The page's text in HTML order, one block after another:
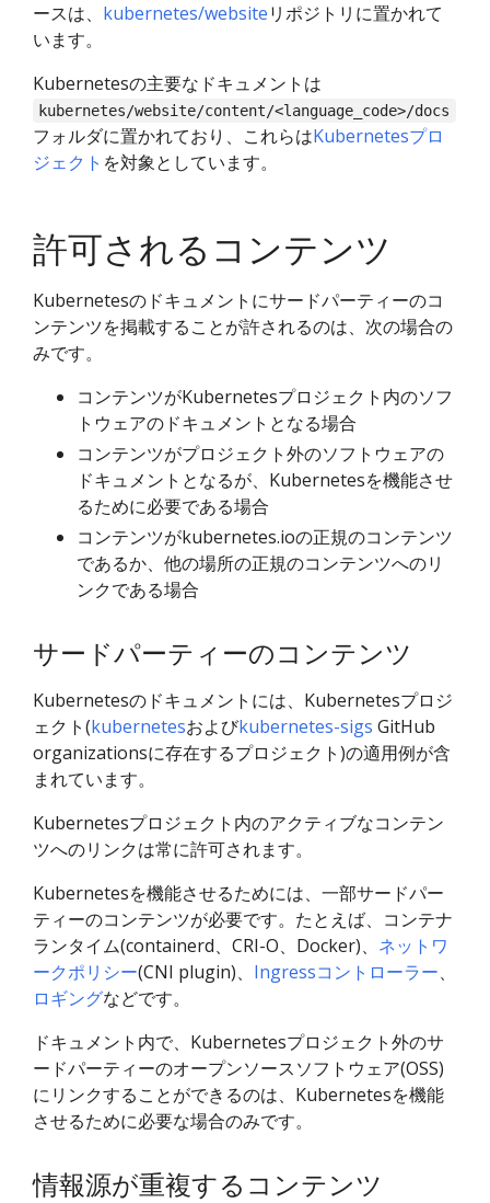
ースは、 kubernetes/websiteリポジトリに置かれて
います。
Kubernetesの主要なドキュメントは
kubernetes/website/content/<language_code>/docs
フォルダに置かれており、これらはKubernetesプロ
ジェクト を対象としています。
許可されるコンテンツ
Kubernetesのドキュメントにサードパーティーのコ
ンテンツを掲載することが許されるのは、次の場合の
みです。
コンテンツがKubernetesプロジェクト内のソフ
トウェアのドキュメントとなる場合
コンテンツがプロジェクト外のソフトウェアの
ドキュメントとなるが、Kubernetesを機能させ
るために必要である場合
コンテンツがkubernetes.ioの正規のコンテンツ
であるか、他の場所の正規のコンテンツへのリ
ンクである場合
サードパーティーのコンテンツ
Kubernetesのドキュメントには、Kubernetesプロジ
ェクト(kubernetesおよびkubernetes-sigs GitHub
organizationsに存在するプロジェクト)の適用例が含
まれています。
Kubernetesプロジェクト内のアクティブなコンテン
ツへのリンクは常に許可されます。
Kubernetesを機能させるためには、一部サードパー
ティーのコンテンツが必要です。たとえば、コンテナ
ランタイム(containerd、CRI-O、Docker)、 ネットワ
ークポリシー(CNI plugin)、 Ingressコントローラー、
ロギングなどです。
ドキュメント内で、Kubernetesプロジェクト外のサ
ードパーティーのオープンソースソフトウェア(OSS)
にリンクすることができるのは、Kubernetesを機能
させるために必要な場合のみです。
情報源が重複するコンテンツ